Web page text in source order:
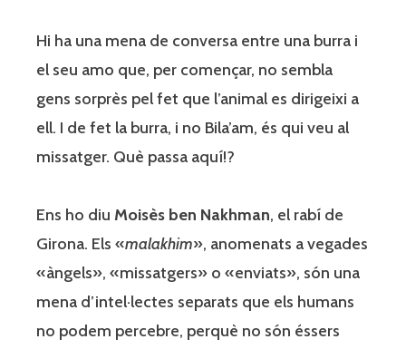
Hi ha una mena de conversa entre una burra i
el seu amo que, per començar, no sembla
gens sorprès pel fet que l’animal es dirigeixi a
ell. I de fet la burra, i no Bila’am, és qui veu al
missatger. Què passa aquí!?
Ens ho diu Moisès ben Nakhman, el rabí de
Girona. Els «malakhim», anomenats a vegades
«àngels», «missatgers» o «enviats», són una
mena d’intel·lectes separats que els humans
no podem percebre, perquè no són éssers